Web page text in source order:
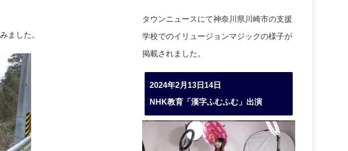
ました。
タウンニュースにて神奈川県川崎市の支援
学校でのイリュージョンマジックの様子が
掲載されました。
2024年2月13日14日
NHK教育「漢字ふむふむ」出演